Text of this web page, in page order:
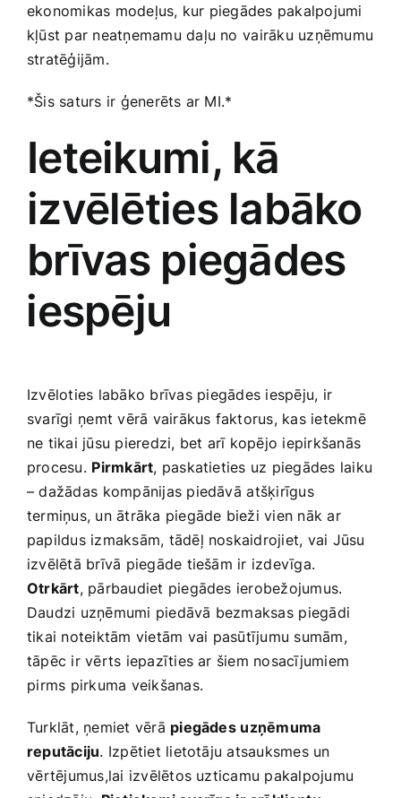
ekonomikas modeļus,‌ kur piegādes ‍pakalpojumi
kļūst par neatņemamu daļu no⁣ vairāku uzņēmumu⁣
stratēģijām.
*Šis saturs ir ģenerēts ar MI.*
Ieteikumi,‌ kā
izvēlēties labāko
brīvas ⁤piegādes
⁢iespēju
Izvēloties labāko brīvas ⁢piegādes iespēju, ir
svarīgi⁤ ņemt vērā‌ vairākus faktorus, kas ‌ietekmē
ne ‍tikai jūsu pieredzi, bet arī kopējo iepirkšanās
procesu.⁤ Pirmkārt, paskatieties uz piegādes laiku
– dažādas⁣ kompānijas piedāvā⁤ atšķirīgus
termiņus, un‍ ātrāka piegāde bieži vien‍ nāk ar
‍papildus izmaksām, tādēļ noskaidrojiet, vai Jūsu
izvēlētā brīvā piegāde tiešām ‌ir izdevīga.
Otrkārt, pārbaudiet piegādes ierobežojumus.
Daudzi uzņēmumi piedāvā bezmaksas⁤ piegādi⁣
tikai noteiktām vietām⁣ vai‌ pasūtījumu sumām,
tāpēc ir vērts iepazīties ar šiem nosacījumiem
⁣pirms pirkuma​ veikšanas.
Turklāt, ņemiet vērā piegādes ⁢uzņēmuma
reputāciju. Izpētiet lietotāju atsauksmes un
⁤vērtējumus,lai izvēlētos uzticamu pakalpojumu